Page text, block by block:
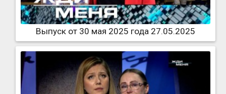
Выпуск от 30 мая 2025 года 27.05.2025